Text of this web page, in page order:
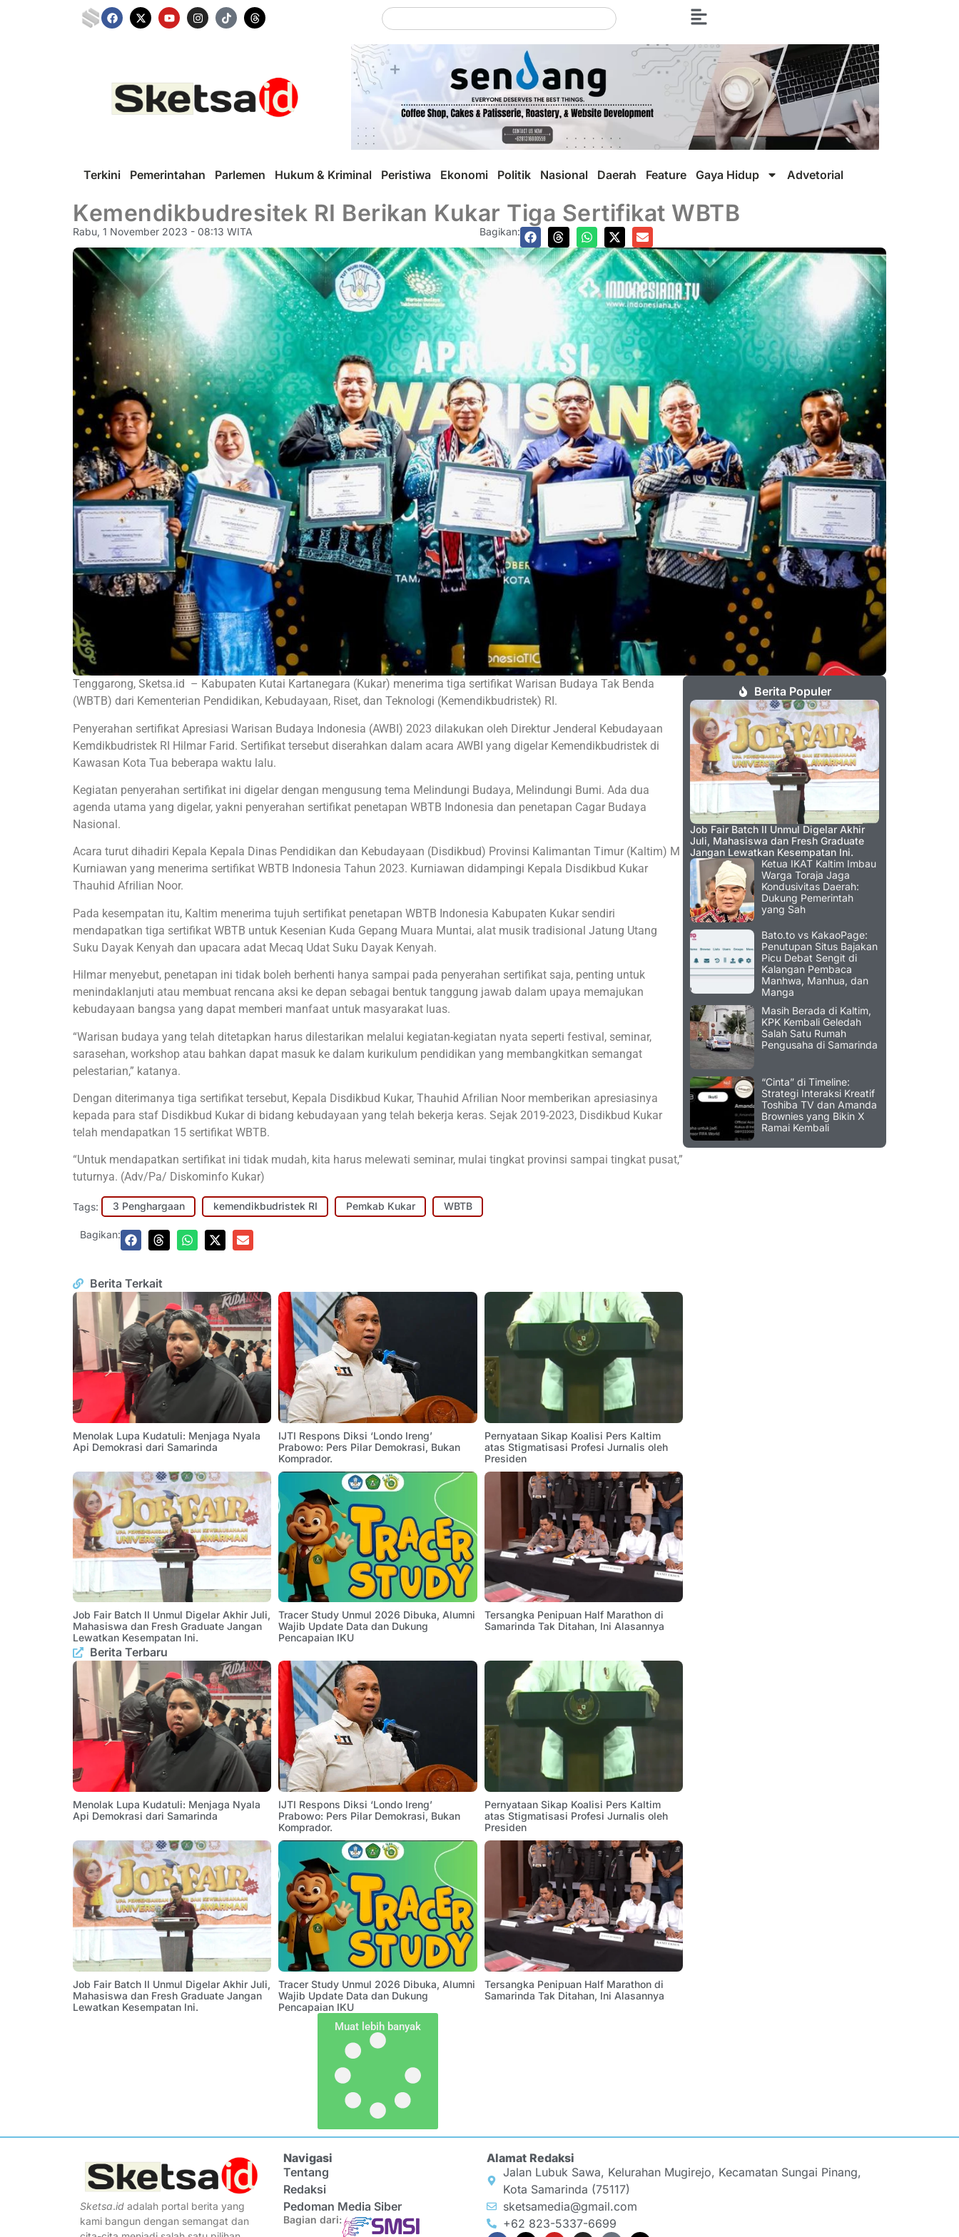
Terkini Pemerintahan Parlemen Hukum & Kriminal Peristiwa Ekonomi Politik Nasional Daerah Feature Gaya Hidup Advetorial
Kemendikbudresitek RI Berikan Kukar Tiga Sertifikat WBTB
Rabu, 1 November 2023 - 08:13 WITA Bagikan:
Tenggarong, Sketsa.id – Kabupaten Kutai Kartanegara (Kukar) menerima tiga sertifikat Warisan Budaya Tak Benda
(WBTB) dari Kementerian Pendidikan, Kebudayaan, Riset, dan Teknologi (Kemendikbudristek) RI.
Penyerahan sertifikat Apresiasi Warisan Budaya Indonesia (AWBI) 2023 dilakukan oleh Direktur Jenderal Kebudayaan
Kemdikbudristek RI Hilmar Farid. Sertifikat tersebut diserahkan dalam acara AWBI yang digelar Kemendikbudristek di
Kawasan Kota Tua beberapa waktu lalu.
Kegiatan penyerahan sertifikat ini digelar dengan mengusung tema Melindungi Budaya, Melindungi Bumi. Ada dua
agenda utama yang digelar, yakni penyerahan sertifikat penetapan WBTB Indonesia dan penetapan Cagar Budaya
Nasional.
Acara turut dihadiri Kepala Kepala Dinas Pendidikan dan Kebudayaan (Disdikbud) Provinsi Kalimantan Timur (Kaltim) M
Kurniawan yang menerima sertifikat WBTB Indonesia Tahun 2023. Kurniawan didampingi Kepala Disdikbud Kukar
Thauhid Afrilian Noor.
Pada kesempatan itu, Kaltim menerima tujuh sertifikat penetapan WBTB Indonesia Kabupaten Kukar sendiri
mendapatkan tiga sertifikat WBTB untuk Kesenian Kuda Gepang Muara Muntai, alat musik tradisional Jatung Utang
Suku Dayak Kenyah dan upacara adat Mecaq Udat Suku Dayak Kenyah.
Hilmar menyebut, penetapan ini tidak boleh berhenti hanya sampai pada penyerahan sertifikat saja, penting untuk
menindaklanjuti atau membuat rencana aksi ke depan sebagai bentuk tanggung jawab dalam upaya memajukan
kebudayaan bangsa yang dapat memberi manfaat untuk masyarakat luas.
“Warisan budaya yang telah ditetapkan harus dilestarikan melalui kegiatan-kegiatan nyata seperti festival, seminar,
sarasehan, workshop atau bahkan dapat masuk ke dalam kurikulum pendidikan yang membangkitkan semangat
pelestarian,” katanya.
Dengan diterimanya tiga sertifikat tersebut, Kepala Disdikbud Kukar, Thauhid Afrilian Noor memberikan apresiasinya
kepada para staf Disdikbud Kukar di bidang kebudayaan yang telah bekerja keras. Sejak 2019-2023, Disdikbud Kukar
telah mendapatkan 15 sertifikat WBTB.
“Untuk mendapatkan sertifikat ini tidak mudah, kita harus melewati seminar, mulai tingkat provinsi sampai tingkat pusat,”
tuturnya. (Adv/Pa/ Diskominfo Kukar)
Tags: 3 Penghargaan kemendikbudristek RI Pemkab Kukar WBTB
Bagikan:
Berita Terkait
Menolak Lupa Kudatuli: Menjaga Nyala
Api Demokrasi dari Samarinda
IJTI Respons Diksi ‘Londo Ireng’
Prabowo: Pers Pilar Demokrasi, Bukan
Komprador.
Pernyataan Sikap Koalisi Pers Kaltim
atas Stigmatisasi Profesi Jurnalis oleh
Presiden
Job Fair Batch II Unmul Digelar Akhir Juli,
Mahasiswa dan Fresh Graduate Jangan
Lewatkan Kesempatan Ini.
Tracer Study Unmul 2026 Dibuka, Alumni
Wajib Update Data dan Dukung
Pencapaian IKU
Tersangka Penipuan Half Marathon di
Samarinda Tak Ditahan, Ini Alasannya
Berita Terbaru
Menolak Lupa Kudatuli: Menjaga Nyala
Api Demokrasi dari Samarinda
IJTI Respons Diksi ‘Londo Ireng’
Prabowo: Pers Pilar Demokrasi, Bukan
Komprador.
Pernyataan Sikap Koalisi Pers Kaltim
atas Stigmatisasi Profesi Jurnalis oleh
Presiden
Job Fair Batch II Unmul Digelar Akhir Juli,
Mahasiswa dan Fresh Graduate Jangan
Lewatkan Kesempatan Ini.
Tracer Study Unmul 2026 Dibuka, Alumni
Wajib Update Data dan Dukung
Pencapaian IKU
Tersangka Penipuan Half Marathon di
Samarinda Tak Ditahan, Ini Alasannya
Muat lebih banyak
Berita Populer
Job Fair Batch II Unmul Digelar Akhir
Juli, Mahasiswa dan Fresh Graduate
Jangan Lewatkan Kesempatan Ini.
Ketua IKAT Kaltim Imbau
Warga Toraja Jaga
Kondusivitas Daerah:
Dukung Pemerintah
yang Sah
Bato.to vs KakaoPage:
Penutupan Situs Bajakan
Picu Debat Sengit di
Kalangan Pembaca
Manhwa, Manhua, dan
Manga
Masih Berada di Kaltim,
KPK Kembali Geledah
Salah Satu Rumah
Pengusaha di Samarinda
“Cinta” di Timeline:
Strategi Interaksi Kreatif
Toshiba TV dan Amanda
Brownies yang Bikin X
Ramai Kembali
Sketsa.id adalah portal berita yang
kami bangun dengan semangat dan
Navigasi
Tentang
Redaksi
Pedoman Media Siber
Bagian dari:
Alamat Redaksi
Jalan Lubuk Sawa, Kelurahan Mugirejo, Kecamatan Sungai Pinang,
Kota Samarinda (75117)
sketsamedia@gmail.com
+62 823-5337-6699